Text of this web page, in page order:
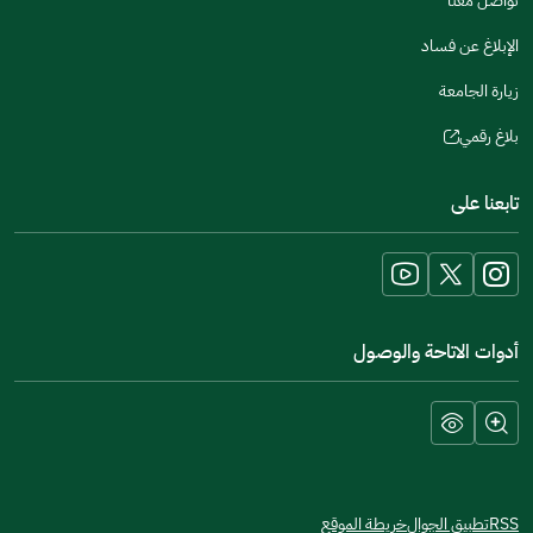
الإبلاغ عن فساد
زيارة الجامعة
بلاغ رقمي
(opens
new
window)
تابعنا على
أدوات الاتاحة والوصول
RSSتطبيق الجوالخريطة الموقع